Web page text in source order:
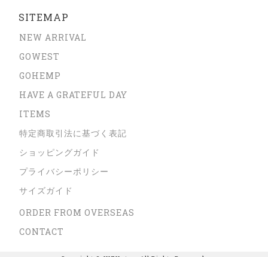
SITEMAP
NEW ARRIVAL
GOWEST
GOHEMP
HAVE A GRATEFUL DAY
ITEMS
特定商取引法に基づく表記
ショッピングガイド
プライバシーポリシー
サイズガイド
ORDER FROM OVERSEAS
CONTACT